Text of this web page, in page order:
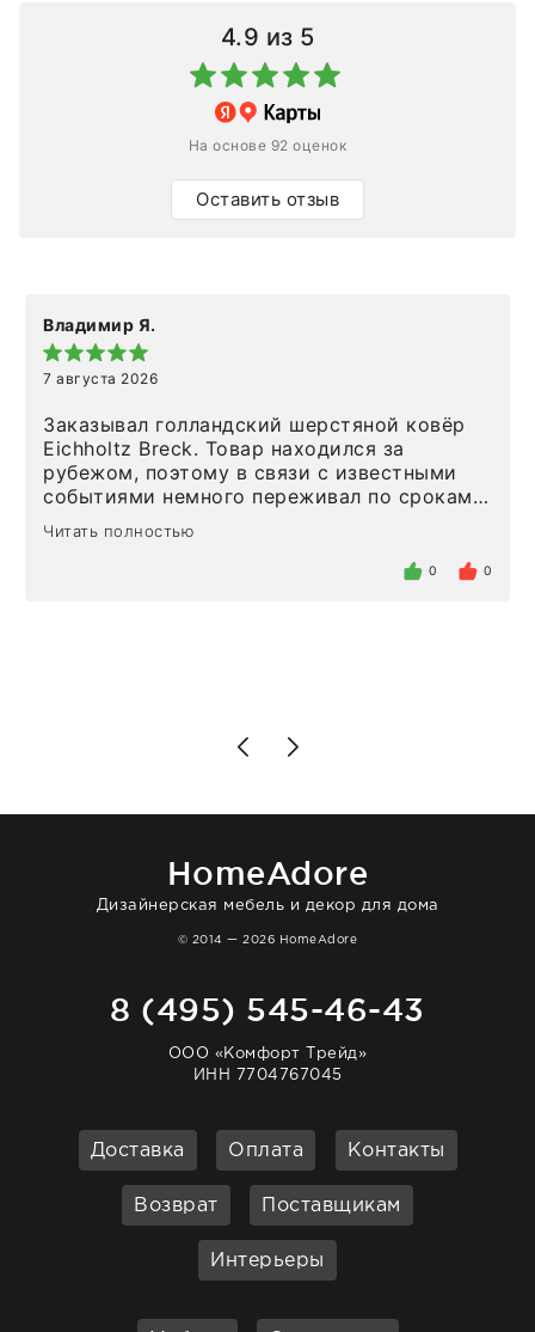
4.9 из 5
На основе 92 оценок
Оставить отзыв
Владимир Я.
7 августа 2026
Заказывал голландский шерстяной ковёр
Eichholtz Breck. Товар находился за
рубежом, поэтому в связи с известными
событиями немного переживал по срокам.
Но homeadore привезли ровно в
определенное в договоре время, без
то качество выше всяких похвал. Выглядит
Читать полностью
0 0
HomeAdore
Дизайнерская мебель и декор для дома
© 2014 — 2026 HomeAdore
8 (495) 545-46-43
ООО «Комфорт Трейд»
ИНН 7704767045
Доставка Оплата Контакты
Возврат Поставщикам
Интерьеры